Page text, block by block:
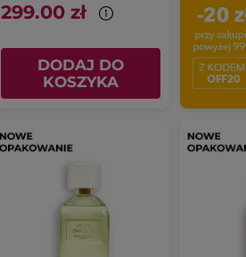
299.00 zł
DODAJ DO
KOSZYKA